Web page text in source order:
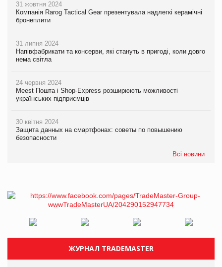
31 жовтня 2024
Компанія Rarog Tactical Gear презентувала надлегкі керамічні
бронеплити
31 липня 2024
Напівфабрикати та консерви, які стануть в пригоді, коли довго
нема світла
24 червня 2024
Meest Пошта і Shop-Express розширюють можливості
українських підприємців
30 квітня 2024
Защита данных на смартфонах: советы по повышению
безопасности
Всі новини
ЖУРНАЛ TRADEMASTER